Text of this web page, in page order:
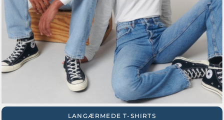
LANGÆRMEDE T-SHIRTS